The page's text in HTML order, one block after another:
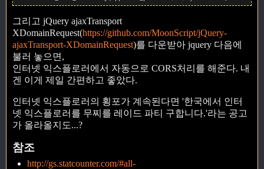
그리고 jQuery ajaxTransport
XDomainRequest(https://github.com/MoonScript/jQuery-
ajaxTransport-XDomainRequest)를 다운받아 jquery 다음에
불러 놓으면,
인터넷 익스플로러에서 자동으로 CORS처리를 해준다. 내
겐 이게 제일 간편하고 좋았다.
인터넷 익스플로러의 횡포가 계속된다면 '한국에서 인터
넷 익스플로러를 무찌를 레이드 파티 구합니다.'라는 공고
가 올라올지도...?
참조
http://gs.statcounter.com/#all-